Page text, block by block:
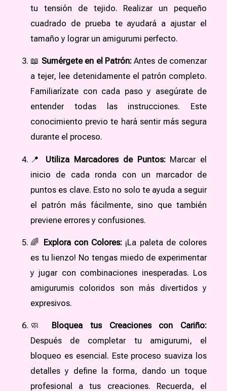
tu tensión de tejido. Realizar un pequeño
cuadrado de prueba te ayudará a ajustar el
tamaño y lograr un amigurumi perfecto.
📖 Sumérgete en el Patrón:Antes de comenzar
a tejer, lee detenidamente el patrón completo.
Familiarízate con cada paso y asegúrate de
entender todas las instrucciones. Este
conocimiento previo te hará sentir más segura
durante el proceso.
📍 Utiliza Marcadores de Puntos: Marcar el
inicio de cada ronda con un marcador de
puntos es clave. Esto no solo te ayuda a seguir
el patrón más fácilmente, sino que también
previene errores y confusiones.
🌈 Explora con Colores: ¡La paleta de colores
es tu lienzo! No tengas miedo de experimentar
y jugar con combinaciones inesperadas. Los
amigurumis coloridos son más divertidos y
expresivos.
🧼
Bloquea tus Creaciones con Cariño:
Después de completar tu amigurumi, el
bloqueo es esencial. Este proceso suaviza los
detalles y define la forma, dando un toque
profesional a tus creaciones. Recuerda, el